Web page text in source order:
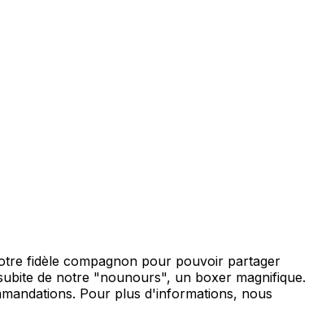
fidèle compagnon pour pouvoir partager
de notre "nounours", un boxer magnifique.
Pour plus d'informations, nous